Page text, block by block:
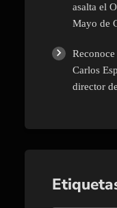
asalta el
Mayo de
Carlos
director